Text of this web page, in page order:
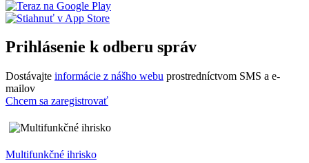
Prihlásenie k odberu správ
Dostávajte informácie z nášho webu prostredníctvom SMS a e-
mailov
Chcem sa zaregistrovať
Multifunkčné ihrisko